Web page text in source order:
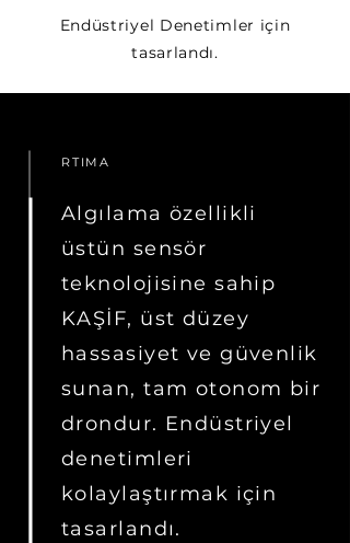
Endüstriyel Denetimler için
tasarlandı.
RTIMA
Algılama özellikli
üstün sensör
teknolojisine sahip
KAŞİF, üst düzey
hassasiyet ve güvenlik
sunan, tam otonom bir
drondur. Endüstriyel
denetimleri
kolaylaştırmak için
tasarlandı.